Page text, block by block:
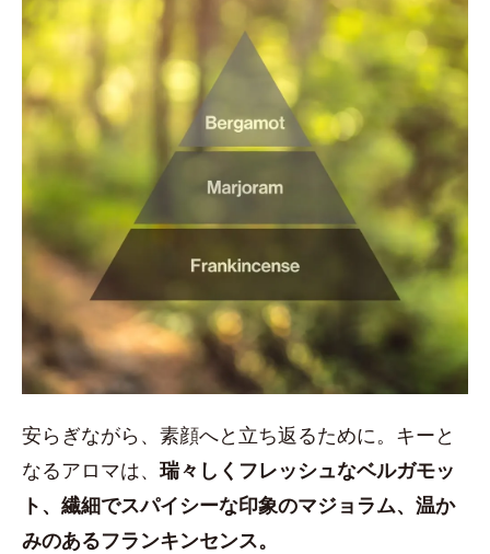
安らぎながら、素顔へと立ち返るために。キーと
なるアロマは、 瑞々しくフレッシュなベルガモッ
ト、繊細でスパイシーな印象のマジョラム、温か
みのあるフランキンセンス。